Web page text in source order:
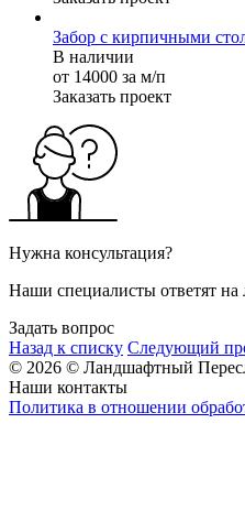
Забор с кирпичными
В наличии
от 14000 за м/п
Заказать проект
Нужна консультация?
Наши специалисты ответят
Задать вопрос
Назад к списку Следующий
© 2026 © Ландшафтный
Наши контакты
Политика в отношении